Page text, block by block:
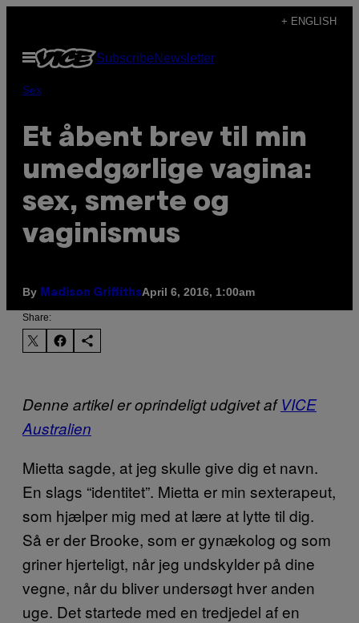
content
+ ENGLISH
Open
Menu
SubscribeNewsletter
Sex
Et åbent brev til min
umedgørlige vagina:
sex, smerte og
vaginismus
By Madison GriffithsApril 6, 2016, 1:00am
Share:
Denne artikel er oprindeligt udgivet afVICE
Australien
Mietta sagde, at jeg skulle give dig et navn.
En slags “identitet”. Mietta er min sexterapeut,
som hjælper mig med at lære at lytte til dig.
Så er der Brooke, som er gynækolog og som
griner hjerteligt, når jeg undskylder på dine
vegne, når du bliver undersøgt hver anden
uge. Det startede med en tredjedel af en